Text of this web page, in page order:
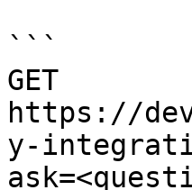
```
GET
https://
y-